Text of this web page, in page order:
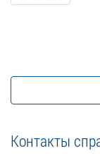
Контакты